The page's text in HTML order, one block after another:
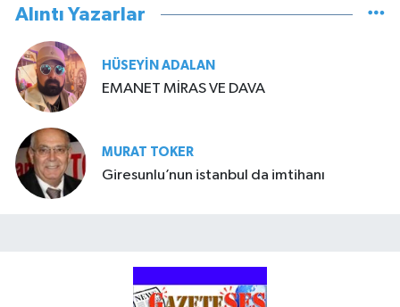
Alıntı Yazarlar
HÜSEYIN ADALAN
EMANET MİRAS VE DAVA
MURAT TOKER
Giresunlu’nun istanbul da imtihanı